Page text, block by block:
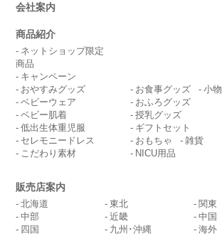
会社案内
商品紹介
ネットショップ限定
商品
キャンペーン
おやすみグッズ
ベビーウェア
ベビー肌着
低出生体重児服
セレモニードレス
こだわり素材
お食事グッズ
小物
おふろグッズ
授乳グッズ
ギフトセット
おもちゃ
雑貨
NICU用品
販売店案内
北海道 東北
関東
中部
近畿
中国
四国
九州･沖縄 海外